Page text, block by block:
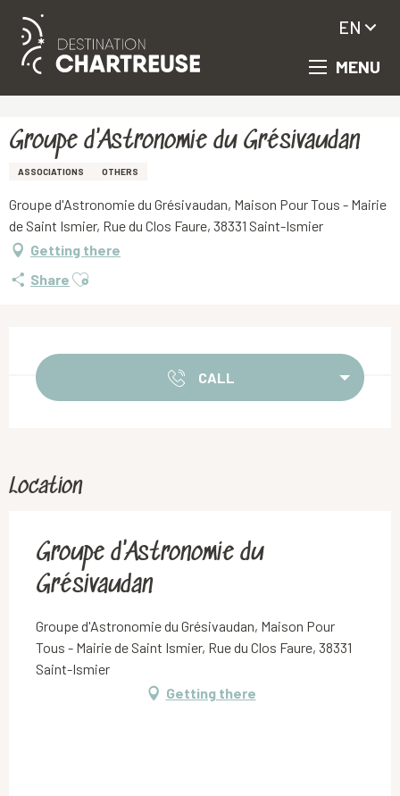
Aller
principal
MENU
EN
Groupe d'Astronomie du Grésivaudan
ASSOCIATIONS OTHERS
Groupe d'Astronomie du Grésivaudan, Maison Pour Tous - Mairie
de Saint Ismier, Rue du Clos Faure, 38331 Saint-Ismier
Getting there
Share Ajouter aux favoris
CALL
Location
Groupe d'Astronomie du
Grésivaudan
Groupe d'Astronomie du Grésivaudan, Maison Pour
Tous - Mairie de Saint Ismier, Rue du Clos Faure, 38331
Saint-Ismier
Getting there